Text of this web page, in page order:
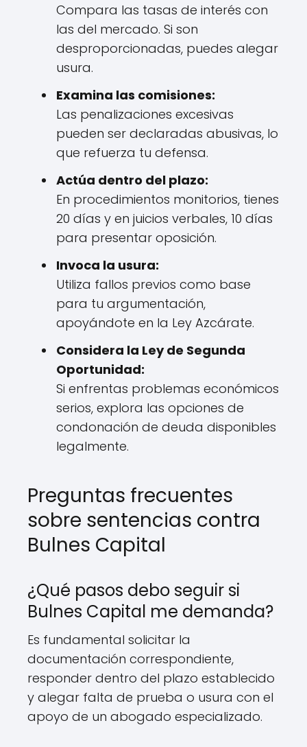
Compara las tasas de interés con
las del mercado. Si son
desproporcionadas, puedes alegar
usura.
Examina las comisiones:
Las penalizaciones excesivas
pueden ser declaradas abusivas, lo
que refuerza tu defensa.
Actúa dentro del plazo:
En procedimientos monitorios, tienes
20 días y en juicios verbales, 10 días
para presentar oposición.
Invoca la usura:
Utiliza fallos previos como base
para tu argumentación,
apoyándote en la Ley Azcárate.
Considera la Ley de Segunda
Oportunidad:
Si enfrentas problemas económicos
serios, explora las opciones de
condonación de deuda disponibles
legalmente.
Preguntas frecuentes
sobre sentencias contra
Bulnes Capital
¿Qué pasos debo seguir si
Bulnes Capital me demanda?
Es fundamental solicitar la
documentación correspondiente,
responder dentro del plazo establecido
y alegar falta de prueba o usura con el
apoyo de un abogado especializado.